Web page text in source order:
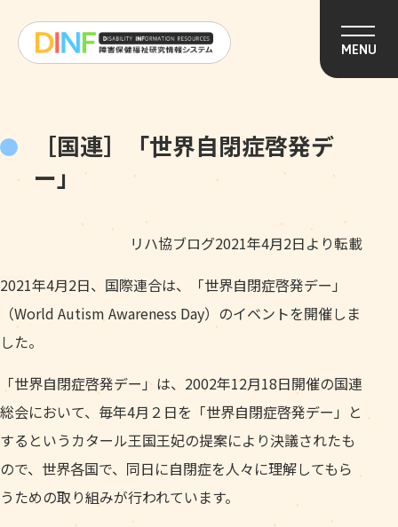
MENU
［国連］「世界自閉症啓発デ
ー」
リハ協ブログ2021年4月2日より転載
2021年4月2日、国際連合は、「世界自閉症啓発デー」
（World Autism Awareness Day）のイベントを開催しま
した。
「世界自閉症啓発デー」は、2002年12月18日開催の国連
総会において、毎年4月２日を「世界自閉症啓発デー」と
するというカタール王国王妃の提案により決議されたも
ので、世界各国で、同日に自閉症を人々に理解してもら
うための取り組みが行われています。